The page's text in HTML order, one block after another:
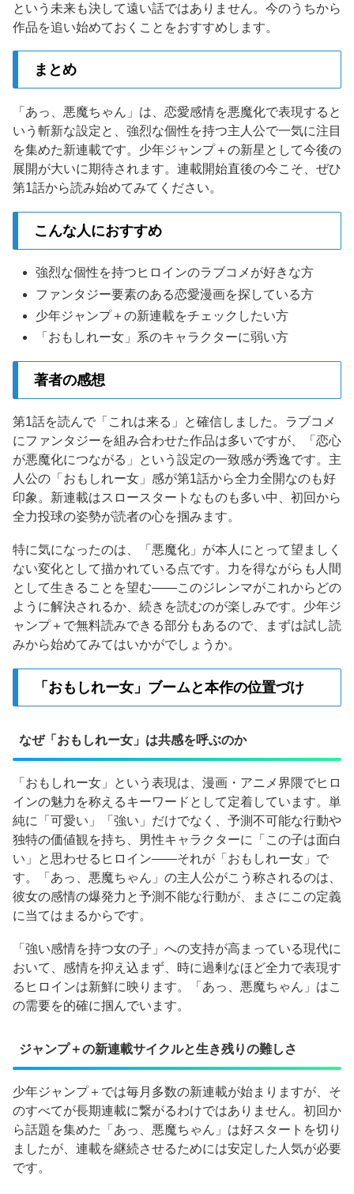
という未来も決して遠い話ではありません。今のうちから
作品を追い始めておくことをおすすめします。
まとめ
「あっ、悪魔ちゃん」は、恋愛感情を悪魔化で表現すると
いう斬新な設定と、強烈な個性を持つ主人公で一気に注目
を集めた新連載です。少年ジャンプ＋の新星として今後の
展開が大いに期待されます。連載開始直後の今こそ、ぜひ
第1話から読み始めてみてください。
こんな人におすすめ
強烈な個性を持つヒロインのラブコメが好きな方
ファンタジー要素のある恋愛漫画を探している方
少年ジャンプ＋の新連載をチェックしたい方
「おもしれー女」系のキャラクターに弱い方
著者の感想
第1話を読んで「これは来る」と確信しました。ラブコメ
にファンタジーを組み合わせた作品は多いですが、「恋心
が悪魔化につながる」という設定の一致感が秀逸です。主
人公の「おもしれー女」感が第1話から全力全開なのも好
印象。新連載はスロースタートなものも多い中、初回から
全力投球の姿勢が読者の心を掴みます。
特に気になったのは、「悪魔化」が本人にとって望ましく
ない変化として描かれている点です。力を得ながらも人間
として生きることを望む——このジレンマがこれからどの
ように解決されるか、続きを読むのが楽しみです。少年ジ
ャンプ＋で無料読みできる部分もあるので、まずは試し読
みから始めてみてはいかがでしょうか。
「おもしれー女」ブームと本作の位置づけ
なぜ「おもしれー女」は共感を呼ぶのか
「おもしれー女」という表現は、漫画・アニメ界隈でヒロ
インの魅力を称えるキーワードとして定着しています。単
純に「可愛い」「強い」だけでなく、予測不可能な行動や
独特の価値観を持ち、男性キャラクターに「この子は面白
い」と思わせるヒロイン——それが「おもしれー女」で
す。「あっ、悪魔ちゃん」の主人公がこう称されるのは、
彼女の感情の爆発力と予測不能な行動が、まさにこの定義
に当てはまるからです。
「強い感情を持つ女の子」への支持が高まっている現代に
おいて、感情を抑え込まず、時に過剰なほど全力で表現す
るヒロインは新鮮に映ります。「あっ、悪魔ちゃん」はこ
の需要を的確に掴んでいます。
ジャンプ＋の新連載サイクルと生き残りの難しさ
少年ジャンプ＋では毎月多数の新連載が始まりますが、そ
のすべてが長期連載に繋がるわけではありません。初回か
ら話題を集めた「あっ、悪魔ちゃん」は好スタートを切り
ましたが、連載を継続させるためには安定した人気が必要
です。